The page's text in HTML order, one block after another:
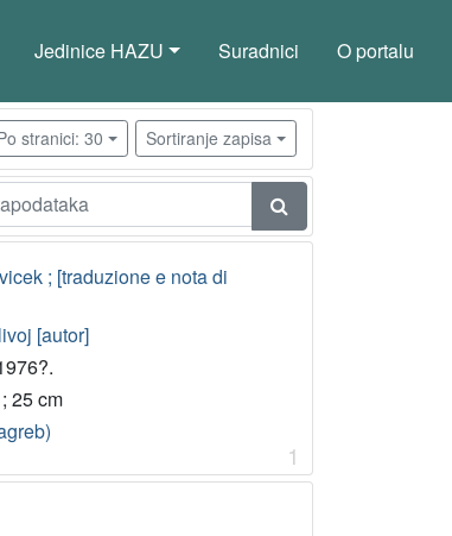
Jedinice HAZU Suradnici O portalu
stranici: 30 Sortiranje zapisa
; [traduzione e nota di
[autor]
25 cm
1